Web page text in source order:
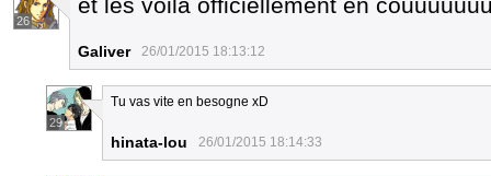
26
Galiver 26/01/2015 18:13:12
29
Tu vas vite en besogne xD
hinata-lou 26/01/2015 18:14:33